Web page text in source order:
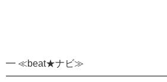
━ ≪beat★ナビ≫